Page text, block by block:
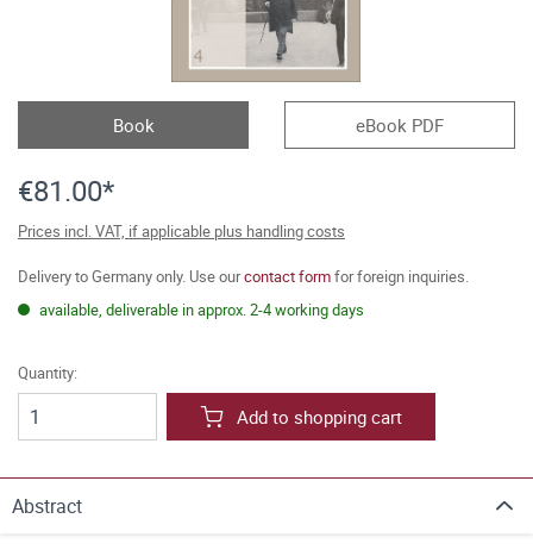
Book eBook PDF
€81.00*
Prices incl. VAT, if applicable plus handling costs
Delivery to Germany only. Use ourcontact formfor foreign inquiries.
available, deliverable in approx. 2-4 working days
Quantity:
Add to shopping cart
Abstract